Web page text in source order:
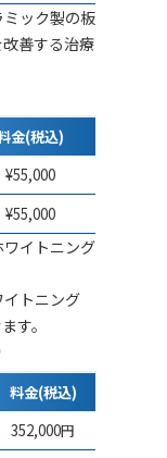
ミック製の板
改善する治療
金(税込)
¥55,000
¥55,000
イトニング
トニング
す。
料金(税込)
352,000円